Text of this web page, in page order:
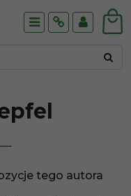
MenuInfoPanel
tego autora